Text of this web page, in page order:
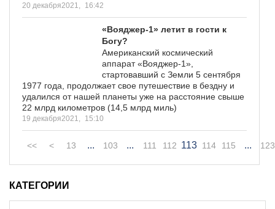
20 декабря2021, 16:42
«Вояджер-1» летит в гости к
Богу?
Американский космический
аппарат «Вояджер-1»,
стартовавший с Земли 5 сентября
1977 года, продолжает свое путешествие в бездну и
удалился от нашей планеты уже на расстояние свыше
22 млрд километров (14,5 млрд миль)
19 декабря2021, 15:10
<< < 13 ... 103 ... 111 112 113 114 115 ... 123
КАТЕГОРИИ